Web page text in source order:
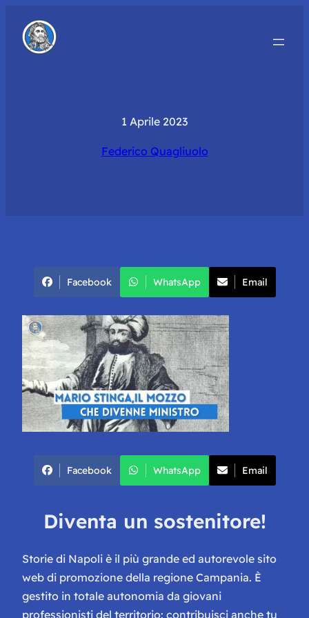
1 Aprile 2023
Federico Quagliuolo
Facebook WhatsApp Email
Facebook WhatsApp Email
Diventa un sostenitore!
Storie di Napoli è il più grande ed autorevole sito
web di promozione della regione Campania. È
gestito in totale autonomia da giovani
professionisti del territorio: contribuisci anche tu